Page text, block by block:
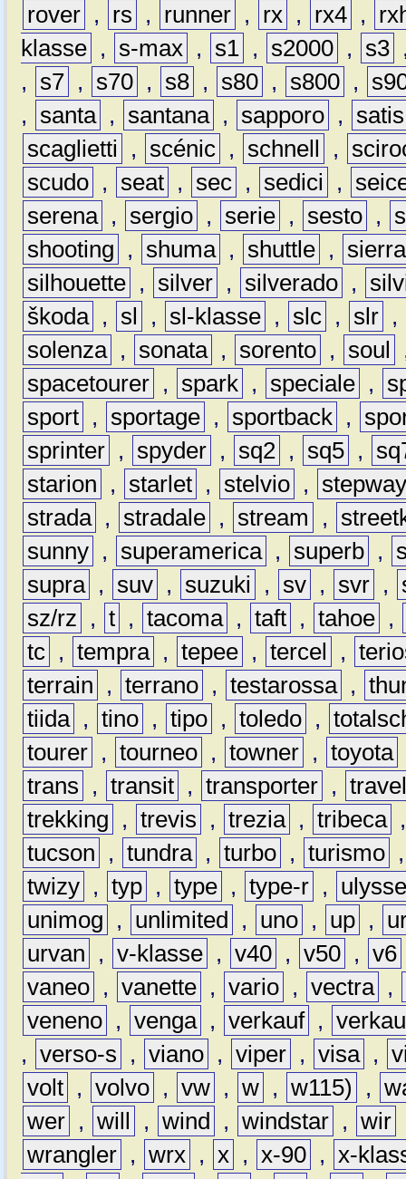
rover , rs , runner , rx , rx4 ,
klasse , s-max , s1 , s2000 , s3
,
s7 , s70 , s8 , s80 , s800 ,
,
santa , santana , sapporo ,
satis
scaglietti
, scénic , schnell ,
scudo , seat , sec , sedici ,
serena , sergio , serie , sesto ,
shooting
, shuma , shuttle ,
sierra
silhouette , silver , silverado ,
škoda , sl , sl-klasse , slc , slr ,
solenza , sonata , sorento , soul
spacetourer , spark , speciale ,
sport , sportage , sportback ,
sprinter , spyder , sq2 , sq5 ,
starion
, starlet , stelvio ,
strada , stradale , stream ,
sunny , superamerica , superb ,
supra , suv , suzuki , sv , svr ,
sz/rz
, t , tacoma , taft , tahoe ,
tc , tempra , tepee , tercel ,
terrain
, terrano , testarossa ,
tiida , tino , tipo , toledo ,
tourer , tourneo , towner , toyota
trans
, transit , transporter ,
trekking
, trevis , trezia , tribeca
tucson
, tundra , turbo , turismo
twizy , typ , type , type-r ,
unimog
, unlimited , uno , up ,
urvan
, v-klasse , v40 , v50 , v6
vaneo , vanette , vario , vectra ,
veneno , venga , verkauf ,
, verso-s , viano , viper , visa ,
volt , volvo , vw , w , w115) ,
wer , will , wind , windstar , wir
wrangler , wrx , x , x-90 , x-